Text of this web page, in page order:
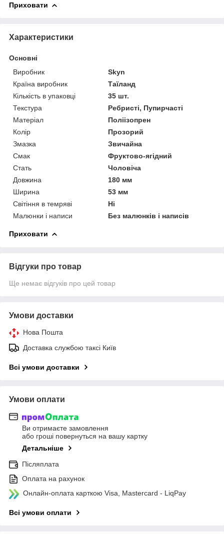
Приховати
Характеристики
Основні
Виробник
Skyn
Країна виробник
Таїланд
Кількість в упаковці
35 шт.
Текстура
Ребристі, Пупирчасті
Матеріал
Поліізопрен
Колір
Прозорий
Змазка
Звичайна
Смак
Фруктово-ягідний
Стать
Чоловіча
Довжина
180 мм
Ширина
53 мм
Світіння в темряві
Ні
Малюнки і написи
Без малюнків і написів
Приховати
Відгуки про товар
Ще немає відгуків про цей товар
Умови доставки
Нова Пошта
Доставка службою таксі Київ
Всі умови доставки
Умови оплати
Ви отримаєте замовлення
або гроші повернуться на вашу картку
Детальніше
Післяплата
Оплата на рахунок
Онлайн-оплата карткою Visa, Mastercard - LiqPay
Всі умови оплати